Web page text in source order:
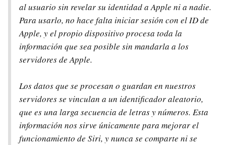
al usuario sin revelar su identidad a Apple ni a nadie.
Para usarlo, no hace falta iniciar sesión con el ID de
Apple, y el propio dispositivo procesa toda la
información que sea posible sin mandarla a los
servidores de Apple.
Los datos que se procesan o guardan en nuestros
servidores se vinculan a un identificador aleatorio,
que es una larga secuencia de letras y números. Esta
información nos sirve únicamente para mejorar el
funcionamiento de Siri, y nunca se comparte ni se